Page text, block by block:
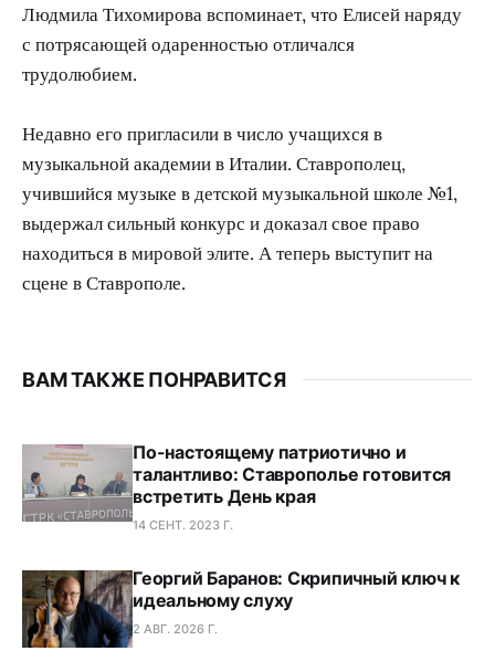
Людмила Тихомирова вспоминает, что Елисей наряду
с потрясающей одаренностью отличался
трудолюбием.
Недавно его пригласили в число учащихся в
музыкальной академии в Италии. Ставрополец,
учившийся музыке в детской музыкальной школе №1,
выдержал сильный конкурс и доказал свое право
находиться в мировой элите. А теперь выступит на
сцене в Ставрополе.
ВАМ ТАКЖЕ ПОНРАВИТСЯ
По-настоящему патриотично и
талантливо: Ставрополье готовится
встретить День края
14 СЕНТ. 2023 Г.
Георгий Баранов: Скрипичный ключ к
идеальному слуху
2 АВГ. 2026 Г.